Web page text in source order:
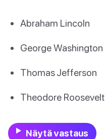
Abraham Lincoln
George Washington
Thomas Jefferson
Theodore Roosevelt
Näytä vastaus